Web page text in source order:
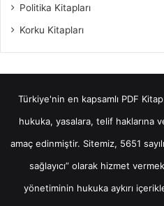
Politika Kitapları
Korku Kitapları
Türkiye'nin en kapsamlı PDF
hukuka, yasalara, telif haklarına
amaç edinmiştir. Sitemiz, 5651
sağlayıcı” olarak hizmet
yönetiminin hukuka aykırı